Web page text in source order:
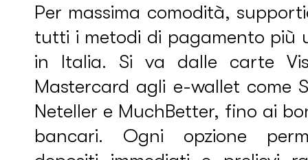
Per massima comodità,
tutti i metodi di pagamento più
in Italia. Si va dalle carte
Mastercard agli e-wallet come
Neteller e MuchBetter, fino ai
bancari. Ogni opzione